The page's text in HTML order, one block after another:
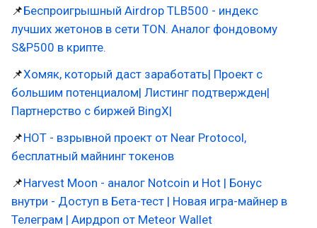
📌Беспроигрышный Airdrop TLB500 - индекс
лучших жетонов в сети TON. Аналог фондовому
S&P500 в крипте.
📌Хомяк, который даст заработать| Проект с
большим потенциалом| Листинг подтвержден|
Партнерство с биржей BingX|
📌HOT - взрывной проект от Near Protocol,
бесплатный майнинг токенов
📌Harvest Moon - аналог Notcoin и Hot | Бонус
внутри - Доступ в Бета-тест | Новая игра-майнер в
Телеграм | Аирдроп от Meteor Wallet